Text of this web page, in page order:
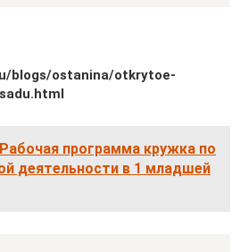
blogs/ostanina/otkrytoe-
Рабочая программа кружка по
деятельности в 1 младшей